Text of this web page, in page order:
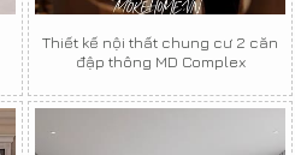
Thiết kế nội thất chung cư 2 căn
đập thông MD Complex